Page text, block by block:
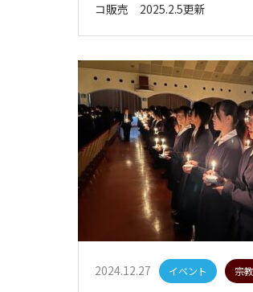
コ販売 2025.2.5更新
2024.12.27 イベント 宗